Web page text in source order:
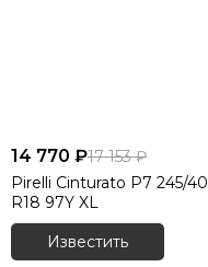
14 770 ₽17 153 ₽
Pirelli Cinturato P7 245/40
R18 97Y XL
Известить